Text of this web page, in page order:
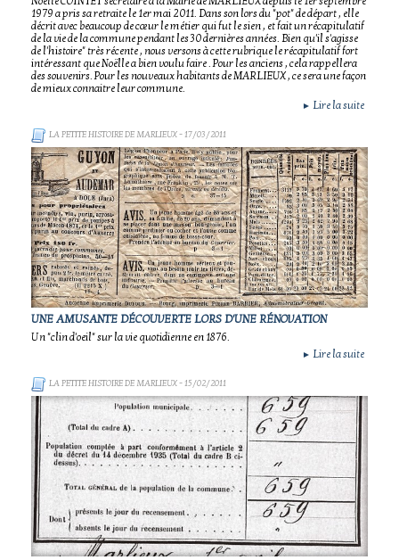
1979 a pris sa retraite le 1er mai 2011. Dans son lors du "pot" de départ , elle
décrit avec beaucoup de cœur le métier qui fut le sien , et fait un récapitulatif
de la vie de la commune pendant les 30 dernières années. Bien qu'il s'agisse
de l'histoire" très récente , nous versons à cette rubrique le récapitulatif fort
intéressant que Noëlle a bien voulu faire . Pour les anciens , cela rappellera
des souvenirs. Pour les nouveaux habitants de MARLIEUX , ce sera une façon
de mieux connaitre leur commune.
► Lire la suite
LA PETITE HISTOIRE DE MARLIEUX- 17/03/2011
UNE AMUSANTE DÉCOUVERTE LORS D'UNE RÉNOVATION
Un "clin d'oeil" sur la vie quotidienne en 1876.
► Lire la suite
LA PETITE HISTOIRE DE MARLIEUX- 15/02/2011